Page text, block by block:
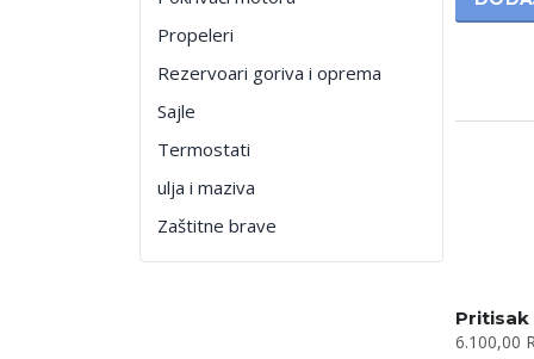
Propeleri
Rezervoari goriva i oprema
Sajle
Termostati
ulja i maziva
Zaštitne brave
Pritisak
6.100,00